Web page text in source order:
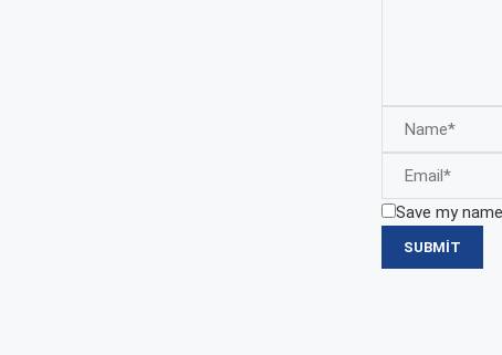
Save my